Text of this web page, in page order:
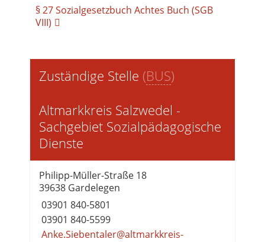
§ 27 Sozialgesetzbuch Achtes Buch (SGB
VIII)
Zuständige Stelle (BUS)
Altmarkkreis Salzwedel -
Sachgebiet Sozialpädagogische
Dienste
Philipp-Müller-Straße 18
39638 Gardelegen
03901 840-5801
03901 840-5599
Anke.Siebentaler@altmarkkreis-